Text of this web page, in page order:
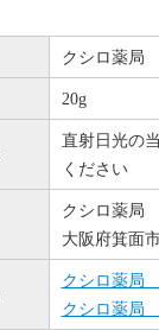
クシロ薬局
20g
直射日光の
ください
クシロ薬局
大阪府箕面
クシロ薬
クシロ薬